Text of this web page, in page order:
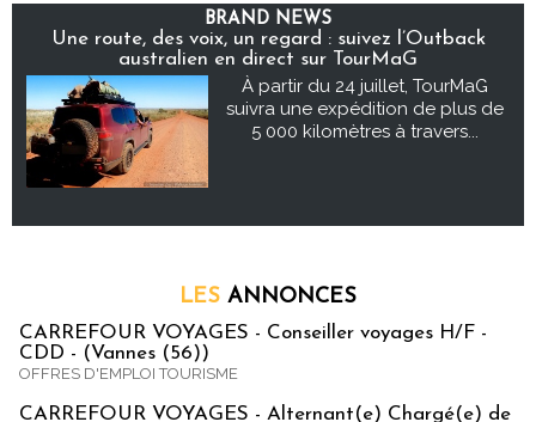
BRAND NEWS
Une route, des voix, un regard : suivez l’Outback
australien en direct sur TourMaG
À partir du 24 juillet, TourMaG
suivra une expédition de plus de
5 000 kilomètres à travers...
LES ANNONCES
CARREFOUR VOYAGES - Conseiller voyages H/F -
CDD - (Vannes (56))
OFFRES D'EMPLOI TOURISME
CARREFOUR VOYAGES - Alternant(e) Chargé(e) de